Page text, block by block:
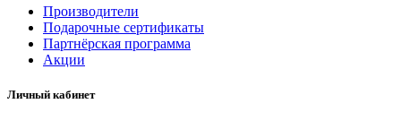
Производители
Подарочные сертификаты
Партнёрская программа
Акции
Личный кабинет